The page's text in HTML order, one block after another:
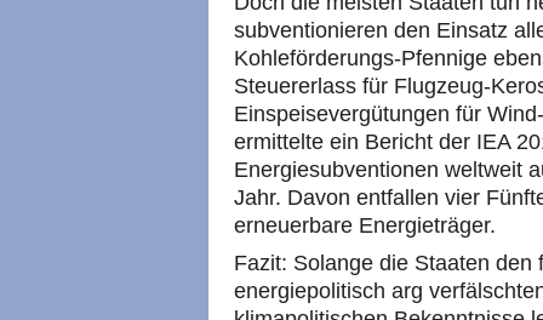
subventionieren den Einsatz
Kohleförderungs-Pfennige
Steuererlass für Flugzeug-
Einspeisevergütungen für
ermittelte ein Bericht der IEA
Energiesubventionen weltweit
Jahr. Davon entfallen vier
erneuerbare Energieträger.
Fazit: Solange die Staaten
energiepolitisch arg